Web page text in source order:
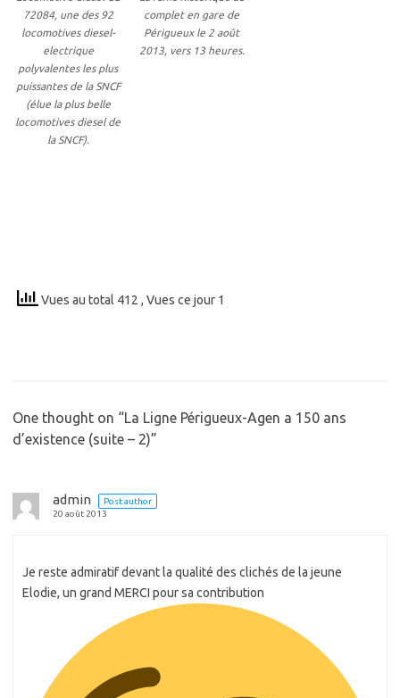
72084, une des 92
locomotives diesel-
electrique
polyvalentes les plus
puissantes de la SNCF
(élue la plus belle
locomotives diesel de
la SNCF).
complet en gare de
Périgueux le 2 août
2013, vers 13 heures.
Vues au total 412 , Vues ce jour 1
One thought on “La Ligne Périgueux-Agen a 150 ans
d’existence (suite – 2)”
admin
Post author
20 août 2013
Je reste admiratif devant la qualité des clichés de la jeune
Elodie, un grand MERCI pour sa contribution